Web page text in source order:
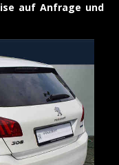
auf Anfrage und